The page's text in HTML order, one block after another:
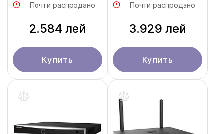
Почти распродано
2.584 лей
Купить
Почти распродано
3.929 лей
Купить